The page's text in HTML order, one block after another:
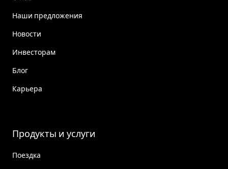
Наши предложения
Новости
Инвесторам
Блог
Карьера
Продукты и услуги
Поездка